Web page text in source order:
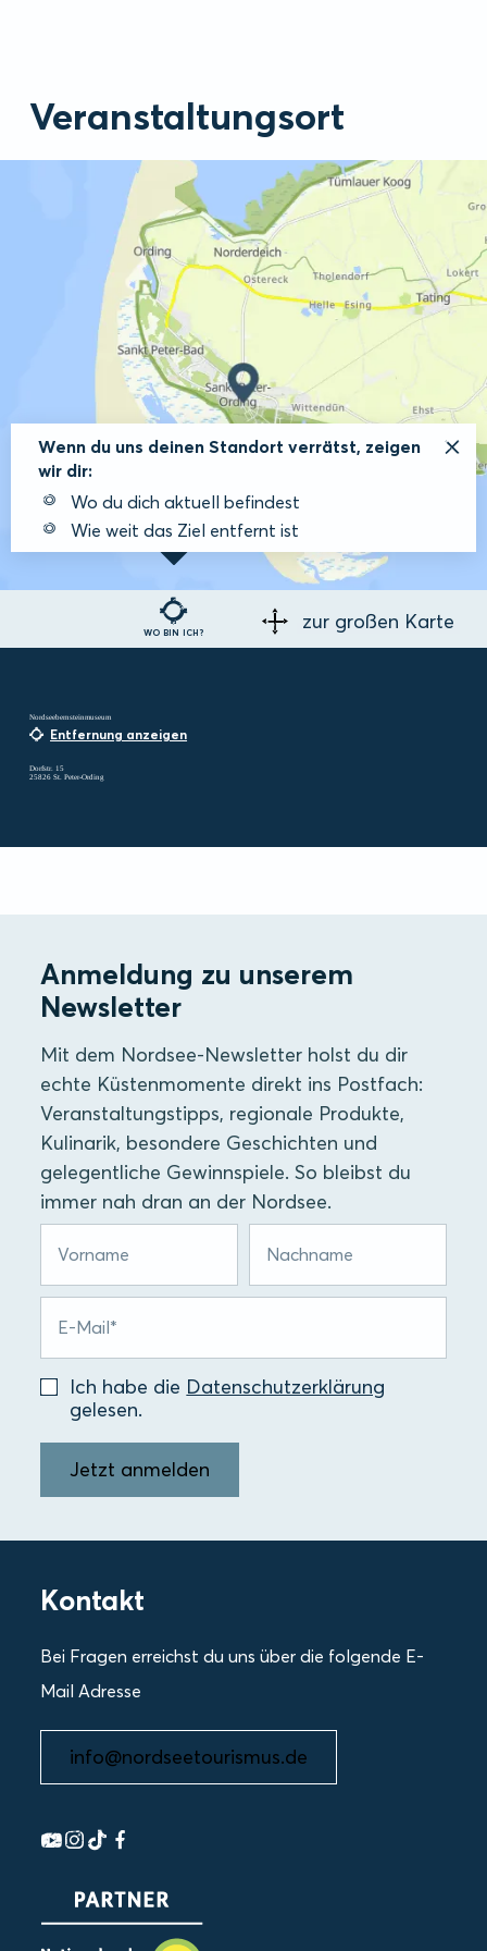
Veranstaltungsort
WO BIN ICH?
Wenn du uns deinen Standort verrätst, zeigen
wir dir:
Wo du dich aktuell befindest
Wie weit das Ziel entfernt ist
zur großen Karte
Nordseebernsteinmuseum
Entfernung anzeigen
Dorfstr. 15
25826 St. Peter-Ording
Anmeldung zu unserem
Newsletter
Mit dem Nordsee-Newsletter holst du dir
echte Küstenmomente direkt ins Postfach:
Veranstaltungstipps, regionale Produkte,
Kulinarik, besondere Geschichten und
gelegentliche Gewinnspiele. So bleibst du
immer nah dran an der Nordsee.
Ich habe die Datenschutzerklärung
gelesen.
Jetzt anmelden
Kontakt
Bei Fragen erreichst du uns über die folgende E-
Mail Adresse
info@nordseetourismus.de